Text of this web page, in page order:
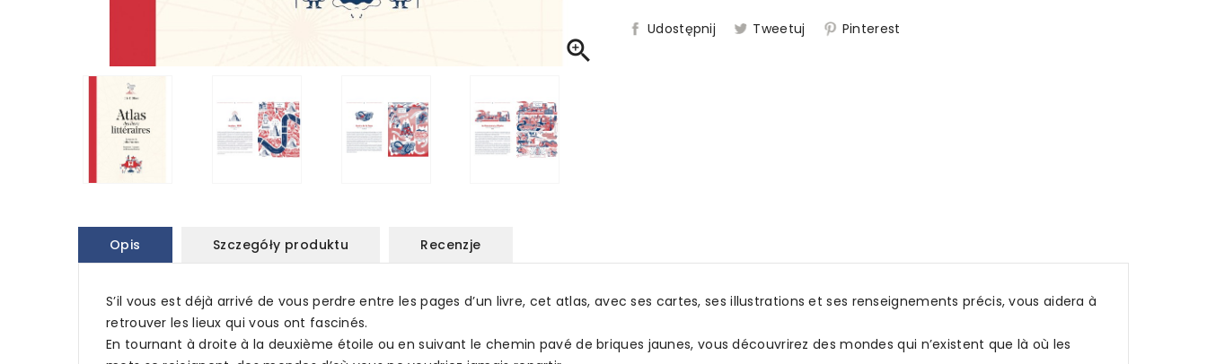

Udostępnij Tweetuj Pinterest
Opis Szczegóły produktu Recenzje
S’il vous est déjà arrivé de vous perdre entre les pages d’un livre, cet atlas, avec ses cartes, ses illustrations et ses renseignements précis, vous aidera à
retrouver les lieux qui vous ont fascinés.
En tournant à droite à la deuxième étoile ou en suivant le chemin pavé de briques jaunes, vous découvrirez des mondes qui n’existent que là où les